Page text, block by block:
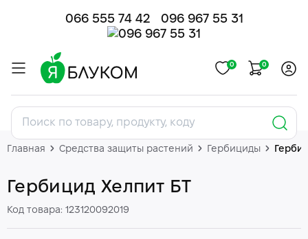
066 555 74 42 096 967 55 31
0 0
Главная Средства защиты растений Гербициды
Гербицид Хелпит БТ
Код товара: 123120092019